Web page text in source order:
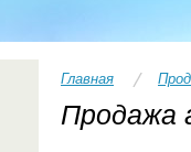
Главная
Продажа